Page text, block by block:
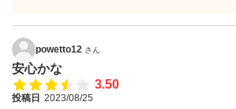
powetto12 さん
安心かな
3.50
投稿日 2023/08/25